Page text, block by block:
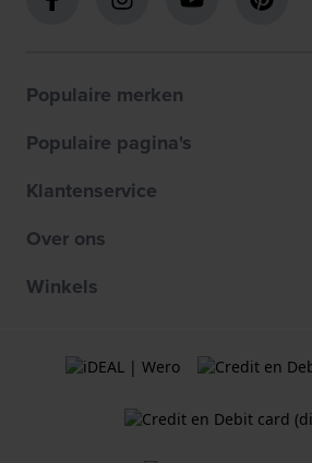
Populaire merken
Populaire pagina's
Klantenservice
Over ons
Winkels